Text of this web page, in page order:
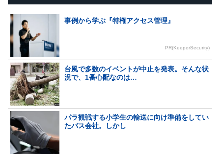
事例から学ぶ『特権アクセス管理』
PR(KeeperSecurity)
台風で多数のイベントが中止を発表。そんな状
況で、1番心配なのは…
パラ観戦する小学生の輸送に向け準備をしてい
たバス会社。しかし